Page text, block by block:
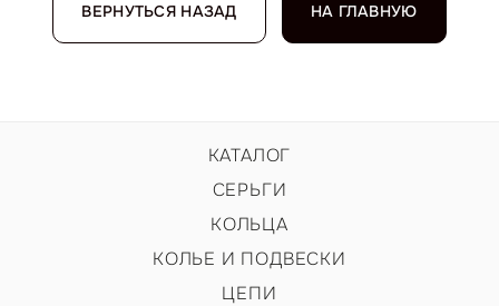
ВЕРНУТЬСЯ НАЗАД НА ГЛАВНУЮ
КАТАЛОГ
СЕРЬГИ
КОЛЬЦА
КОЛЬЕ И ПОДВЕСКИ
ЦЕПИ